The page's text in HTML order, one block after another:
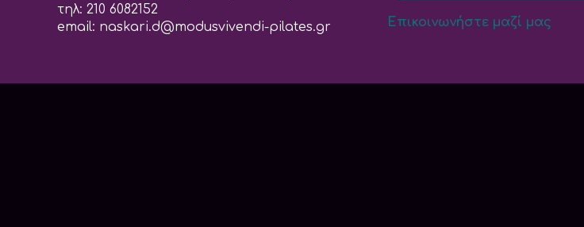
τηλ: 210 6082152
email: naskari.d@modusvivendi-pilates.gr Επικοινωνήστε μαζί μας